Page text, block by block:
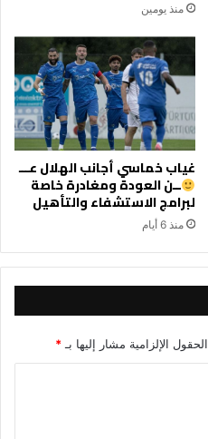
منذ يومين
غياب خماسي أجانب الهلال عـــ
ــن العودة ومغادرة خاصة
لبرامج الاستشفاء والتأهيل
منذ 6 أيام
الحقول الإلزامية مشار إليها بـ*